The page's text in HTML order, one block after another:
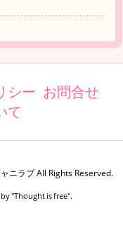
シー お問合せ
て
ニラブAll Rights Reserved.
"Thought is free".